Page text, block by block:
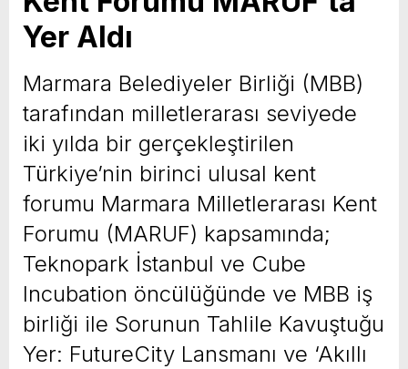
Yer Aldı
Marmara Belediyeler Birliği (MBB)
tarafından milletlerarası seviyede
iki yılda bir gerçekleştirilen
Türkiye’nin birinci ulusal kent
forumu Marmara Milletlerarası Kent
Forumu (MARUF) kapsamında;
Teknopark İstanbul ve Cube
Incubation öncülüğünde ve MBB iş
birliği ile Sorunun Tahlile Kavuştuğu
Yer: FutureCity Lansmanı ve ‘Akıllı